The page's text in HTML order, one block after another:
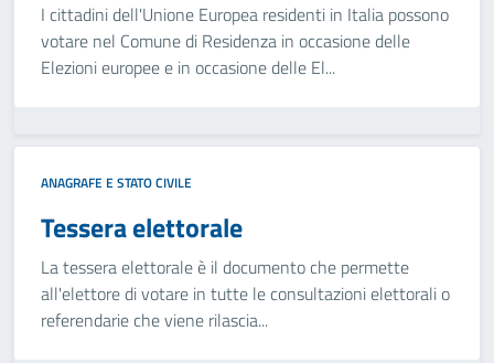
I cittadini dell'Unione Europea residenti in Italia possono
votare nel Comune di Residenza in occasione delle
Elezioni europee e in occasione delle El...
ANAGRAFE E STATO CIVILE
Tessera elettorale
La tessera elettorale è il documento che permette
all'elettore di votare in tutte le consultazioni elettorali o
referendarie che viene rilascia...